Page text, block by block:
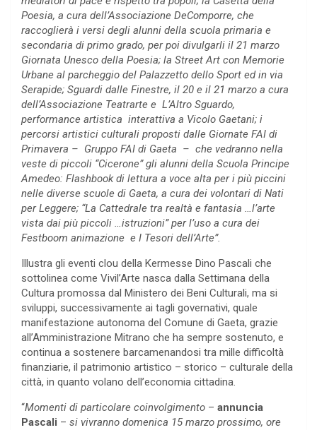
Poesia, a cura dell’Associazione DeComporre, che
raccoglierà i versi degli alunni della scuola primaria e
secondaria di primo grado, per poi divulgarli il 21 marzo
Giornata Unesco della Poesia; la Street Art con Memorie
Urbane al parcheggio del Palazzetto dello Sport ed in via
Serapide; Sguardi dalle Finestre, il 20 e il 21 marzo a cura
dell’Associazione Teatrarte e L’Altro Sguardo,
performance artistica interattiva a Vicolo Gaetani; i
percorsi artistici culturali proposti dalle Giornate FAI di
Primavera – Gruppo FAI di Gaeta – che vedranno nella
veste di piccoli “Cicerone” gli alunni della Scuola Principe
Amedeo: Flashbook di lettura a voce alta per i più piccini
nelle diverse scuole di Gaeta, a cura dei volontari di Nati
per Leggere; “La Cattedrale tra realtà e fantasia …l’arte
vista dai più piccoli …istruzioni” per l’uso a cura dei
Festboom animazione e I Tesori dell’Arte”.
Illustra gli eventi clou della Kermesse Dino Pascali che
sottolinea come Vivil’Arte nasca dalla Settimana della
Cultura promossa dal Ministero dei Beni Culturali, ma si
sviluppi, successivamente ai tagli governativi, quale
manifestazione autonoma del Comune di Gaeta, grazie
all’Amministrazione Mitrano che ha sempre sostenuto, e
continua a sostenere barcamenandosi tra mille difficoltà
finanziarie, il patrimonio artistico – storico – culturale della
città, in quanto volano dell’economia cittadina.
“Momenti di particolare coinvolgimento – annuncia
Pascali – si vivranno domenica 15 marzo prossimo, ore